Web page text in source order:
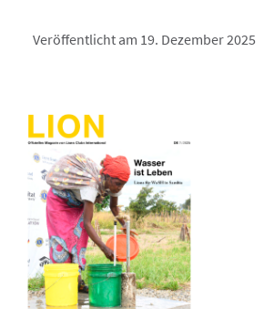
Veröffentlicht am 19. Dezember 2025